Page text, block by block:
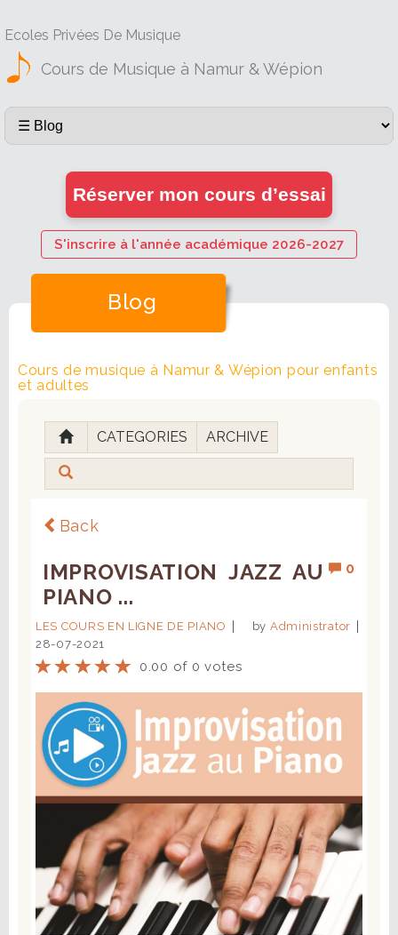
Ecoles Privées De Musique
Cours de Musique à Namur & Wépion
Réserver mon cours d’essai
S'inscrire à l'année académique 2026-2027
Blog
Cours de musique à Namur & Wépion pour enfants
et adultes
CATEGORIES ARCHIVE
Back
0
IMPROVISATION JAZZ AU
PIANO ...
LES COURS EN LIGNE DE PIANO by Administrator
28-07-2021
0.00 of 0 votes